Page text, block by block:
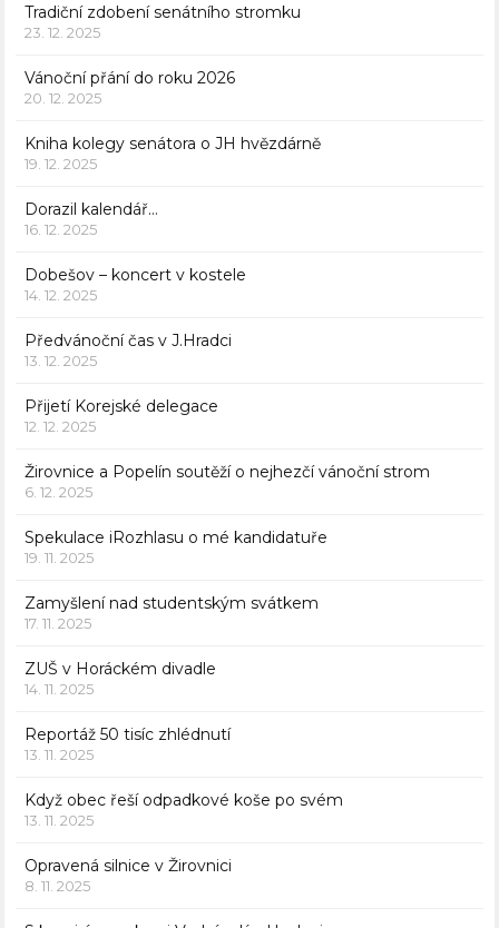
Tradiční zdobení senátního stromku
23. 12. 2025
Vánoční přání do roku 2026
20. 12. 2025
Kniha kolegy senátora o JH hvězdárně
19. 12. 2025
Dorazil kalendář…
16. 12. 2025
Dobešov – koncert v kostele
14. 12. 2025
Předvánoční čas v J.Hradci
13. 12. 2025
Přijetí Korejské delegace
12. 12. 2025
Žirovnice a Popelín soutěží o nejhezčí vánoční strom
6. 12. 2025
Spekulace iRozhlasu o mé kandidatuře
19. 11. 2025
Zamyšlení nad studentským svátkem
17. 11. 2025
ZUŠ v Horáckém divadle
14. 11. 2025
Reportáž 50 tisíc zhlédnutí
13. 11. 2025
Když obec řeší odpadkové koše po svém
13. 11. 2025
Opravená silnice v Žirovnici
8. 11. 2025